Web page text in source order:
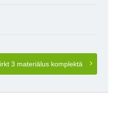
3 materiālus komplektā